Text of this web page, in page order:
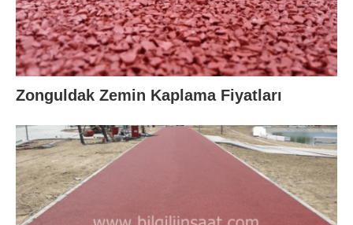
Zonguldak Zemin Kaplama Fiyatları